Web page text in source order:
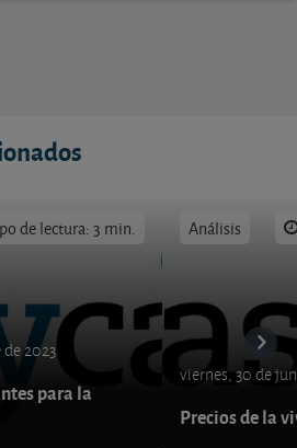
de lectura: 3 min.
2023
para la
Análisis
viernes, 30 de
Precios de la